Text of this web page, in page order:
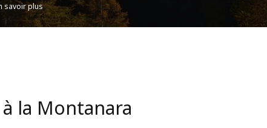
savoir plus
la Montanara